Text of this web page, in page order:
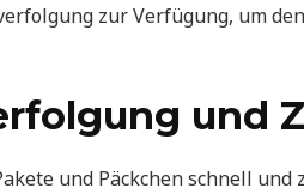
zur Verfügung, um
und
und Päckchen schnell